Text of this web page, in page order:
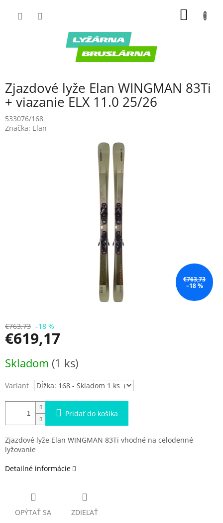
Zjazdové lyže Elan WINGMAN 83Ti
+ viazanie ELX 11.0 25/26
533076/168
Značka: Elan
€763,73
–18 %
€763,73 –18 %
€619,17
cena:
Skladom (1 ks)
Variant
Pridať do košíka
Zjazdové lyže Elan WINGMAN 83Ti vhodné na celodenné
lyžovanie
Detailné informácie
OPÝTAŤ SA ZDIEĽAŤ